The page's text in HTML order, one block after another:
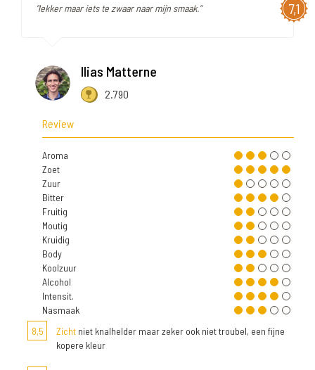
7,1
"lekker maar iets te zwaar naar mijn smaak."
Ilias Matterne
2.790
Review
Aroma
Zoet
Zuur
Bitter
Fruitig
Moutig
Kruidig
Body
Koolzuur
Alcohol
Intensit.
Nasmaak
8,5
Zicht niet knalhelder maar zeker ook niet troubel, een fijne
kopere kleur